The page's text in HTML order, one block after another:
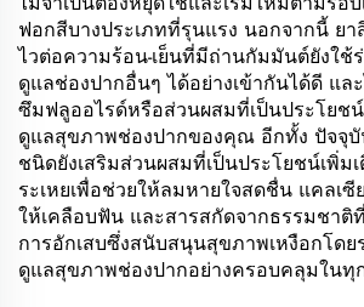
ฟอกสีบางประเภทที่รุนแรง นอกจากนี้ ย
ไวต่อความร้อน-เย็นที่มีถ่านกัมมันต์ยังใ
ดูแลช่องปากอื่นๆ ได้อย่างเข้ากันได้ดี แล
ซึมฟลูออไรด์หรือส่วนผสมที่เป็นประโยช
ดูแลสุขภาพช่องปากของคุณ อีกทั้ง ปัจจุ
ชนิดยังเสริมส่วนผสมที่เป็นประโยชน์เพิ่ม
ระเหยเพื่อช่วยให้ลมหายใจสดชื่น แคลเซี
ให้เคลือบฟัน และสารสกัดจากธรรมชา
การอักเสบซึ่งสนับสนุนสุขภาพเหงือกโดย
ดูแลสุขภาพช่องปากอย่างครอบคลุมในทุ